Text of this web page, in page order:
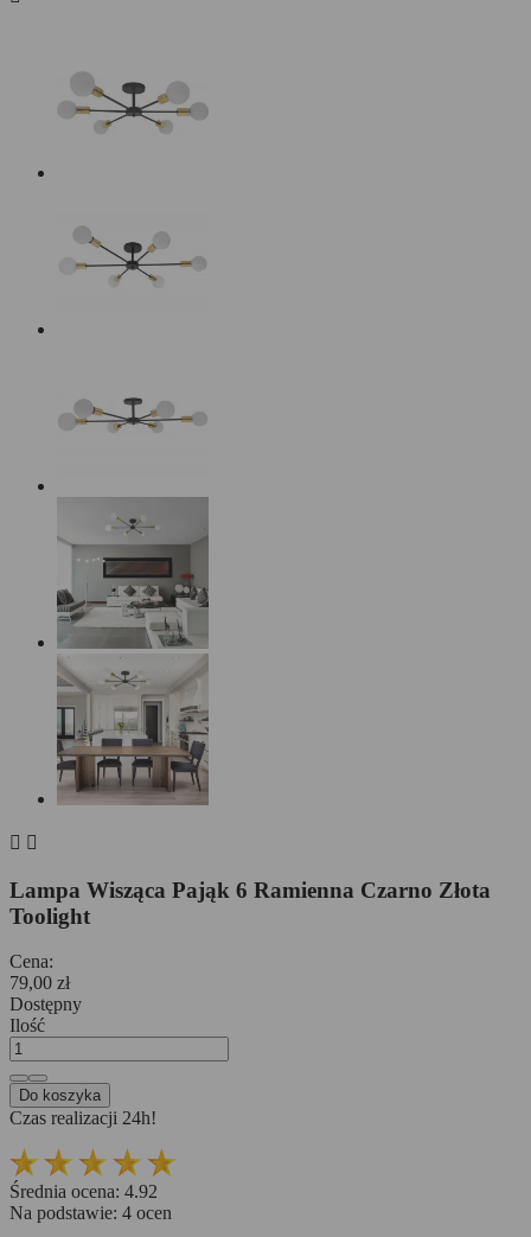
 
Lampa Wisząca Pająk 6 Ramienna Czarno Złota
Toolight
Cena:
79,00 zł
Dostępny
Ilość
Do koszyka
Czas realizacji 24h!
Średnia ocena: 4.92
Na podstawie: 4 ocen